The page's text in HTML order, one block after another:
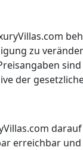
zu
der
erreichbar